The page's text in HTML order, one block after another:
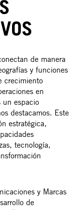
de manera
y funciones
crecimiento
en
un espacio
destacamos. Este
estratégica,
tecnología,
y Marcas
de